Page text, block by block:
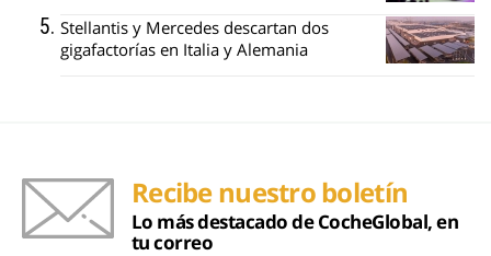
Stellantis y Mercedes descartan dos
gigafactorías en Italia y Alemania
Recibe nuestro boletín
Lo más destacado de CocheGlobal, en
tu correo